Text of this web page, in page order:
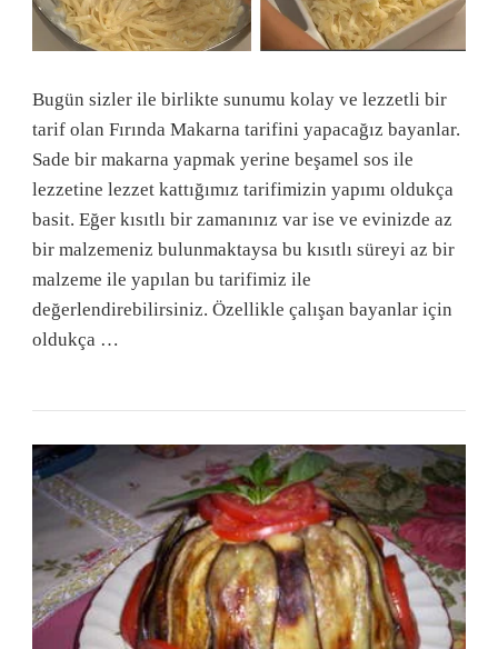
Bugün sizler ile birlikte sunumu kolay ve lezzetli bir
tarif olan Fırında Makarna tarifini yapacağız bayanlar.
Sade bir makarna yapmak yerine beşamel sos ile
lezzetine lezzet kattığımız tarifimizin yapımı oldukça
basit. Eğer kısıtlı bir zamanınız var ise ve evinizde az
bir malzemeniz bulunmaktaysa bu kısıtlı süreyi az bir
malzeme ile yapılan bu tarifimiz ile
değerlendirebilirsiniz. Özellikle çalışan bayanlar için
oldukça …